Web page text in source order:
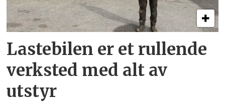
Lastebilen er et rullende
verksted med alt av
utstyr